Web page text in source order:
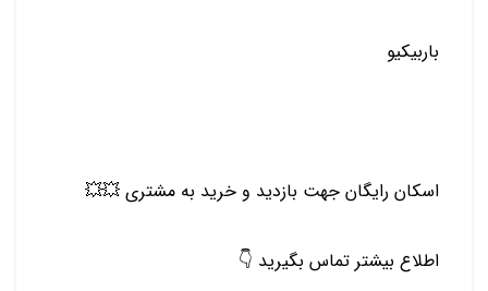
باربیکیو
اسکان رایگان جهت بازدید و خرید به مشتری 💥💥
اطلاع بیشتر تماس بگیرید 👇